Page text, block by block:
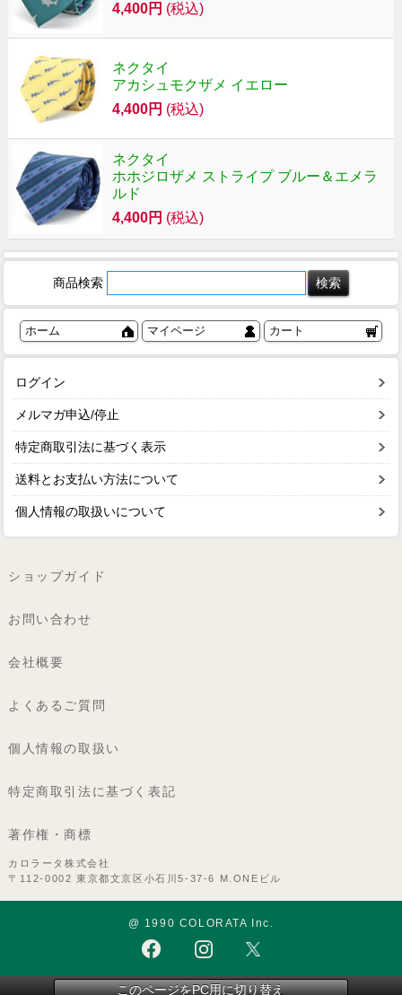
4,400円 (税込)
ネクタイ
アカシュモクザメ イエロー
4,400円 (税込)
ネクタイ
ホホジロザメ ストライプ ブルー＆エメラ
ルド
4,400円 (税込)
商品検索
ホーム マイページ カート
ログイン
メルマガ申込/停止
特定商取引法に基づく表示
送料とお支払い方法について
個人情報の取扱いについて
ショップガイド
お問い合わせ
会社概要
よくあるご質問
個人情報の取扱い
特定商取引法に基づく表記
著作権・商標
カロラータ株式会社
〒112-0002 東京都文京区小石川5-37-6 M.ONEビル
@ 1990 COLORATA Inc.
このページをPC用に切り替え